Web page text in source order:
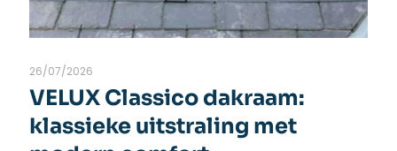
26/07/2026
VELUX Classico dakraam:
klassieke uitstraling met